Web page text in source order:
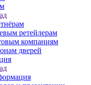
ретейлерам
компаниям
дверей